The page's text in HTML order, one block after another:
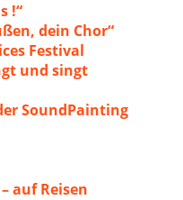
!“
dein Chor“
Festival
und singt
SoundPainting
auf Reisen